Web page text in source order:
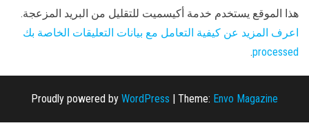
هذا الموقع يستخدم خدمة أكيسميت للتقليل من البريد المزعجة.
اعرف المزيد عن كيفية التعامل مع بيانات التعليقات الخاصة بك
processed
.
Proudly powered by WordPress | Theme: Envo Magazine